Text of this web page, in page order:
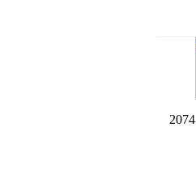
2074